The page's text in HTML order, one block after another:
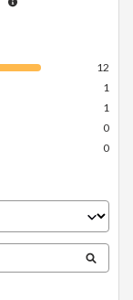
12
1
1
0
0